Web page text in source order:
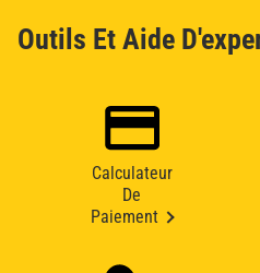
Outils Et Aide
Calculateur
De
Paiement